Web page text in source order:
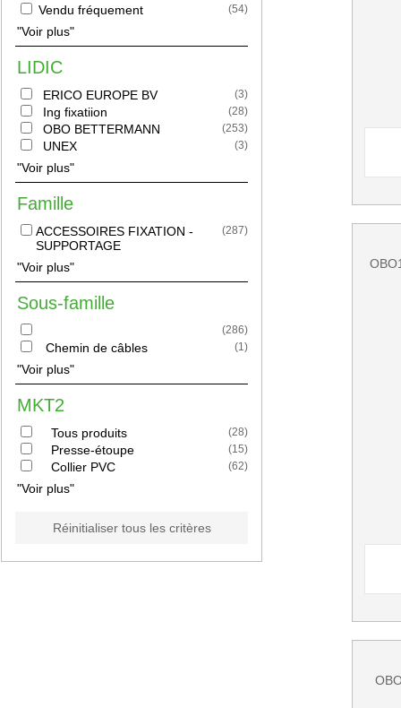
Vendu fréquement (54)
"Voir plus"
LIDIC
ERICO EUROPE BV (3)
Ing fixatiion (28)
OBO BETTERMANN (253)
UNEX (3)
"Voir plus"
Famille
ACCESSOIRES FIXATION -
SUPPORTAGE
(287)
"Voir plus"
Sous-famille
(286)
Chemin de câbles (1)
"Voir plus"
MKT2
Tous produits (28)
Presse-étoupe (15)
Collier PVC (62)
"Voir plus"
Réinitialiser tous les critères